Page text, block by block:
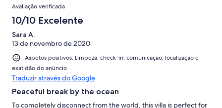
Avaliação verificada
10/10 Excelente
Sara A.
13 de novembro de 2020
Aspetos positivos: Limpeza, check-in, comunicação, localização e
exatidão do anúncio
Traduzir através do Google
Peaceful break by the ocean
To completely disconnect from the world, this villa is perfect for